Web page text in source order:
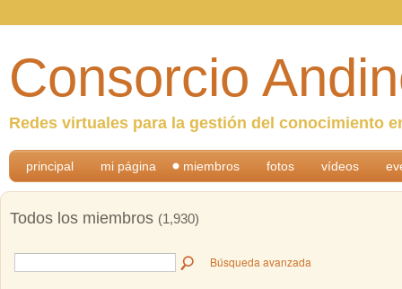
Consorcio
Redes virtuales para la gestión del conocimiento
principal mi página miembros fotos vídeos
Todos los miembros (1,930)
Búsqueda avanzada